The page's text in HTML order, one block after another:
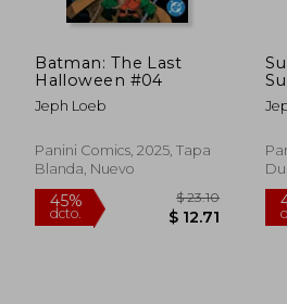
Batman: The Last
Halloween #04
Jeph Loeb
Panini Comics, 2025, Tapa
Blanda, Nuevo